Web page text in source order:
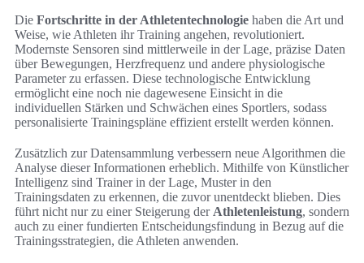
Die Fortschritte in der Athletentechnologie haben die Art und
Weise, wie Athleten ihr Training angehen, revolutioniert.
Modernste Sensoren sind mittlerweile in der Lage, präzise Daten
über Bewegungen, Herzfrequenz und andere physiologische
Parameter zu erfassen. Diese technologische Entwicklung
ermöglicht eine noch nie dagewesene Einsicht in die
individuellen Stärken und Schwächen eines Sportlers, sodass
personalisierte Trainingspläne effizient erstellt werden können.
Zusätzlich zur Datensammlung verbessern neue Algorithmen die
Analyse dieser Informationen erheblich. Mithilfe von Künstlicher
Intelligenz sind Trainer in der Lage, Muster in den
Trainingsdaten zu erkennen, die zuvor unentdeckt blieben. Dies
führt nicht nur zu einer Steigerung der Athletenleistung, sondern
auch zu einer fundierten Entscheidungsfindung in Bezug auf die
Trainingsstrategien, die Athleten anwenden.